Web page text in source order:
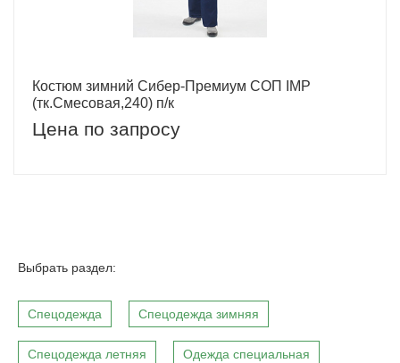
Костюм зимний Сибер-Премиум СОП IMP
(тк.Смесовая,240) п/к
Цена по запросу
Выбрать раздел:
Спецодежда Спецодежда зимняя
Спецодежда летняя Одежда специальная